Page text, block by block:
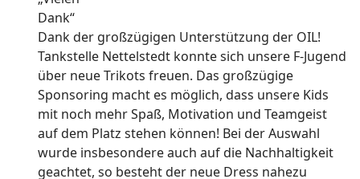
Dank der großzügigen Unterstützung der OIL!
Tankstelle Nettelstedt konnte sich unsere F-Jugend
über neue Trikots freuen. Das großzügige
Sponsoring macht es möglich, dass unsere Kids
mit noch mehr Spaß, Motivation und Teamgeist
auf dem Platz stehen können! Bei der Auswahl
wurde insbesondere auch auf die Nachhaltigkeit
geachtet, so besteht der neue Dress nahezu